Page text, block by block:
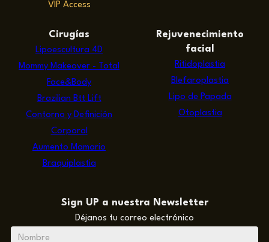
VIP Access
Cirugías
Lipoescultura 4D
Mommy Makeover - Total
Face&Body
Brazilian Btt Lift
Contorno y Definición
Corporal
Aumento Mamario
Braquiplastia
Rejuvenecimiento
facial
Ritidoplastia
Blefaroplastia
Lipo de Papada
Otoplastia
Sign UP a nuestra Newsletter
Déjanos tu correo electrónico